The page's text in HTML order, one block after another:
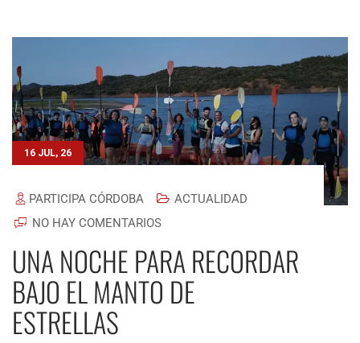
16 JUL, 26
PARTICIPA CÓRDOBA
ACTUALIDAD
NO HAY COMENTARIOS
UNA NOCHE PARA RECORDAR
BAJO EL MANTO DE
ESTRELLAS